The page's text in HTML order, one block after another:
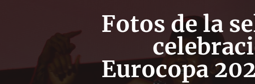
Fotos de la
Eurocopa